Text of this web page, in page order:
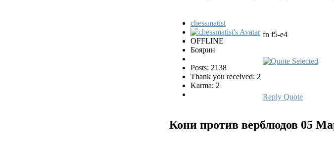
chessmatist
OFFLINE
Боярин
Posts: 2138
Thank you received: 2
Karma: 2
fn f5-e4
Reply Quote
Кони против верблюдов 05